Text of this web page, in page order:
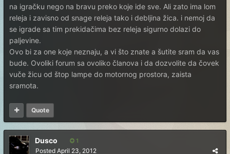
na igračku nego na bravu preko koje ide sve. Ali zato ima lom
releja i zavisno od snage releja tako i debljina žica. i nemoj da
se igrade sa tim prekidačima bez releja sigurno dolazi do
paljevine.
Ovo bi za one koje neznaju, a vi što znate a šutite sram da vas
bude. Ovoliki forum sa ovoliko članova i da dozvolite da čovek
vuče žicu od štop lampe do motornog prostora, zaista
sramota.
Quote
Dusco 1
Posted April 23, 2012